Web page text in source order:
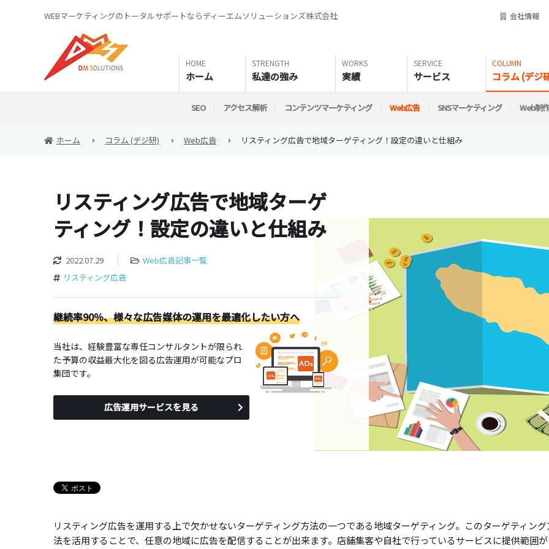
WEBマーケティングのトータルサポートならディーエムソリューションズ株式会社 会社情報
ホーム 私達の強み 実績 サービス コラム (デジ
SEO アクセス解析 コンテンツマーケティング Web広告 SNSマーケティング Web制作
ホーム コラム (デジ研) Web広告 リスティング広告で地域ターゲティング！設定の違いと仕組み
リスティング広告で地域ターゲ
ティング！設定の違いと仕組み
2022.07.29
Web広告記事一覧
リスティング広告
継続率90％、様々な広告媒体の運用を最適化したい方へ
当社は、経験豊富な専任コンサルタントが限られ
た予算の収益最大化を図る広告運用が可能なプロ
集団です。
広告運用サービスを見る
リスティング広告を運用する上で欠かせないターゲティング方法の一つである地域ターゲティング。このターゲティング
法を活用することで、任意の地域に広告を配信することが出来ます。店舗集客や自社で行っているサービスに提供範囲